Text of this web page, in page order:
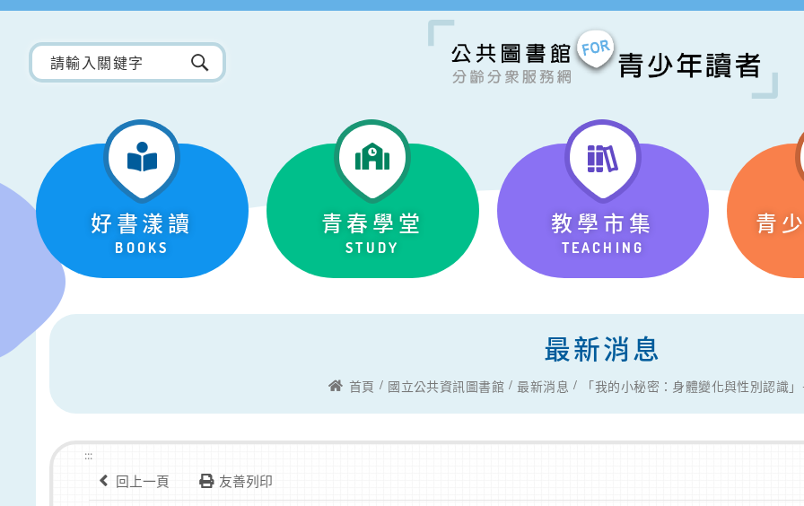
好書漾讀
BOOKS
青春學堂
STUDY
教學市集
TEACHING
青
最新消息
首頁 國立公共資訊圖書館 最新消息 「我的小秘密：身體變化與性別認識
:::
回上一頁 友善列印